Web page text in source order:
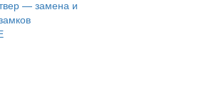
— замена и